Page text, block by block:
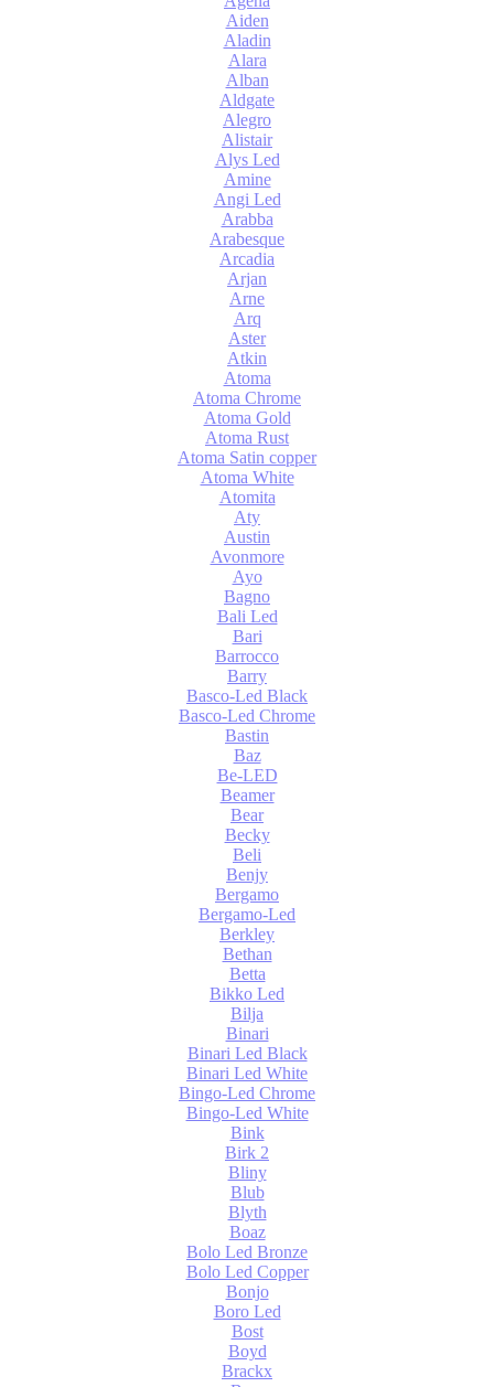
Aiden
Aladin
Alara
Alban
Aldgate
Alegro
Alistair
Alys Led
Amine
Angi Led
Arabba
Arabesque
Arcadia
Arjan
Arne
Arq
Aster
Atkin
Atoma
Atoma Chrome
Atoma Gold
Atoma Rust
Atoma Satin copper
Atoma White
Atomita
Aty
Austin
Avonmore
Ayo
Bagno
Bali Led
Bari
Barrocco
Barry
Basco-Led Black
Basco-Led Chrome
Bastin
Baz
Be-LED
Beamer
Bear
Becky
Beli
Benjy
Bergamo
Bergamo-Led
Berkley
Bethan
Betta
Bikko Led
Bilja
Binari
Binari Led Black
Binari Led White
Bingo-Led Chrome
Bingo-Led White
Bink
Birk 2
Bliny
Blub
Blyth
Boaz
Bolo Led Bronze
Bolo Led Copper
Bonjo
Boro Led
Bost
Boyd
Brackx